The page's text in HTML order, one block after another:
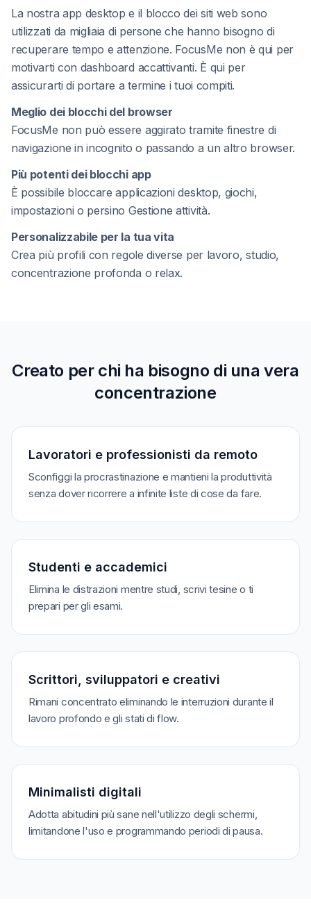
La nostra app desktop e il blocco dei siti web sono
utilizzati da migliaia di persone che hanno bisogno di
recuperare tempo e attenzione. FocusMe non è qui per
motivarti con dashboard accattivanti. È qui per
assicurarti di portare a termine i tuoi compiti.
Meglio dei blocchi del browser
FocusMe non può essere aggirato tramite finestre di
navigazione in incognito o passando a un altro browser.
Più potenti dei blocchi app
È possibile bloccare applicazioni desktop, giochi,
impostazioni o persino Gestione attività.
Personalizzabile per la tua vita
Crea più profili con regole diverse per lavoro, studio,
concentrazione profonda o relax.
Creato per chi ha bisogno di una vera
concentrazione
Lavoratori e professionisti da remoto
Sconfiggi la procrastinazione e mantieni la produttività
senza dover ricorrere a infinite liste di cose da fare.
Studenti e accademici
Elimina le distrazioni mentre studi, scrivi tesine o ti
prepari per gli esami.
Scrittori, sviluppatori e creativi
Rimani concentrato eliminando le interruzioni durante il
lavoro profondo e gli stati di flow.
Minimalisti digitali
Adotta abitudini più sane nell'utilizzo degli schermi,
limitandone l'uso e programmando periodi di pausa.